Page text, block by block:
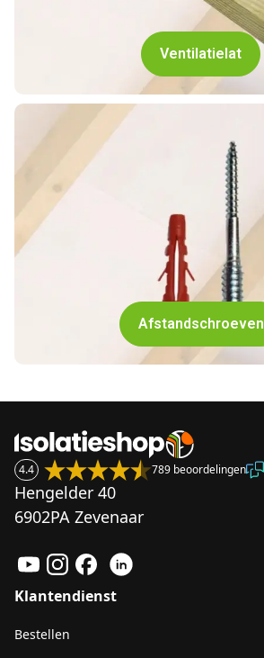
Ventilatielat
Afstandschroeven
4.4 789 beoordelingen
Hengelder 40
6902PA Zevenaar
Klantendienst
Bestellen